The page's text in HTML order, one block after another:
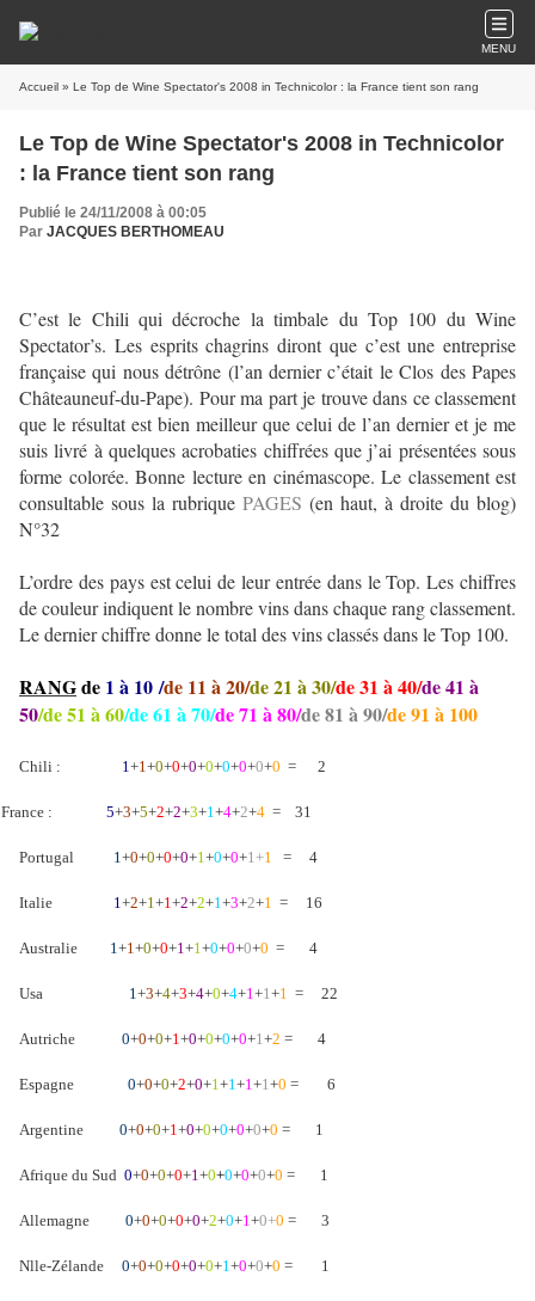
MENU
Accueil » Le Top de Wine Spectator's 2008 in Technicolor : la France tient son rang
Le Top de Wine Spectator's 2008 in Technicolor
: la France tient son rang
Publié le 24/11/2008 à 00:05
Par JACQUES BERTHOMEAU
C’est le Chili qui décroche la timbale du Top 100 du Wine
Spectator’s. Les esprits chagrins diront que c’est une entreprise
française qui nous détrône (l’an dernier c’était le Clos des Papes
Châteauneuf-du-Pape). Pour ma part je trouve dans ce classement
que le résultat est bien meilleur que celui de l’an dernier et je me
suis livré à quelques acrobaties chiffrées que j’ai présentées sous
forme colorée. Bonne lecture en cinémascope. Le classement est
consultable sous la rubrique PAGES (en haut, à droite du blog)
N°32
L’ordre des pays est celui de leur entrée dans le Top. Les chiffres
de couleur indiquent le nombre vins dans chaque rang classement.
Le dernier chiffre donne le total des vins classés dans le Top 100.
RANGde 1 à 10 /de 11 à 20/de 21 à 30/de 31 à 40/de 41 à
50/de 51 à 60/de 61 à 70/de 71 à 80/de 81 à 90/de 91 à 100
Chili : 1+1+0+0+0+0+0+0+0+0 = 2
: 5+3+5+2+2+3+1+4+2+4 = 31
Portugal 1+0+0+0+0+1+0+0+1+1 = 4
Italie 1+2+1+1+2+2+1+3+2+1 = 16
Australie 1+1+0+0+1+1+0+0+0+0 = 4
Usa 1+3+4+3+4+0+4+1+1+1 = 22
Autriche 0+0+0+1+0+0+0+0+1+2 = 4
Espagne 0+0+0+2+0+1+1+1+1+0 = 6
Argentine 0+0+0+1+0+0+0+0+0+0 = 1
Afrique du Sud 0+0+0+0+1+0+0+0+0+0 = 1
Allemagne 0+0+0+0+0+2+0+1+0+0 = 3
Nlle-Zélande 0+0+0+0+0+0+1+0+0+0 = 1